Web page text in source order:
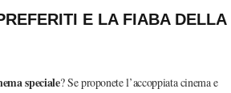
E LA FIABA DELLA
speciale? Se proponete l’accoppiata cinema e